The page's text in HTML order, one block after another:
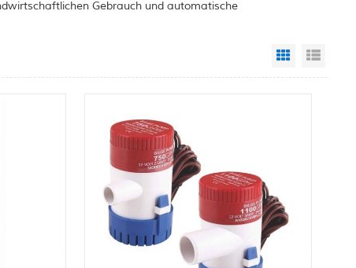
Gebrauch und automatische
Grid View